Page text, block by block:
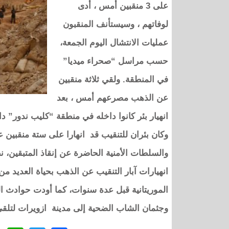
على 3 منقبين أمس ، أدى
لوفاتهم ، وسيستأنف المنقبون
عمليات الانتشال اليوم الجمعة،
حسب مراسل “صحراء ميديا”
في المنطقة. ولقي ثلاثة منقبين
عن الذهب مصرعهم أمس ، بعد
انهيار بئر كانوا داخله في منطقة “كليب
وكان بئران للتنقيب قد انهارا على ستة
والسلطات الأمنية الحاضرة عن إنقاذ
انهيارات آبار التنقيب عن الذهب بحياة
الموريتانية قبل عدة سنوات، كما أودت حوادث
وجثمان الشاب الضحية إلى مدينة ازويرات